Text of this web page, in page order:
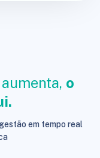
o
em tempo real